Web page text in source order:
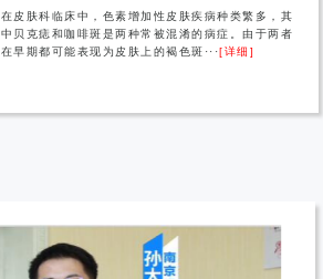
在皮肤科临床中，色素增加性皮肤疾病种类繁多，其
中贝克痣和咖啡斑是两种常被混淆的病症。由于两者
在早期都可能表现为皮肤上的褐色斑···[详细]